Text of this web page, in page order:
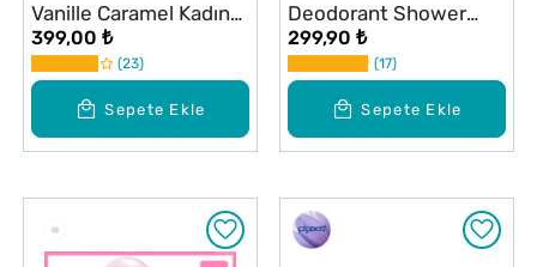
Sepete Ekle
Vanille Caramel Kadın
Parfüm EDP 50 ml
399,00 ₺
23
Sepete Ekle
Deodorant Shower
Fresh 72 Saat
Kesintisiz Üstün
Koruma 200 ml
299,90 ₺
17